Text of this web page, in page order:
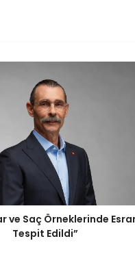
ve Saç Örneklerinde
Tespit Edildi”